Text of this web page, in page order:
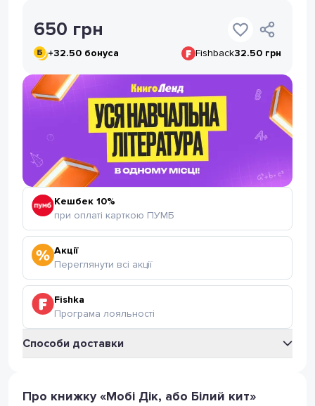
650 грн
+32.50 бонуса Fishback32.50 грн
Кешбек 10%
при оплаті карткою ПУМБ
Акції
Переглянути всі акції
Fishka
Програма лояльності
Способи доставки
Відділення Укрпошта
Про книжку «Мобі Дік, або Білий кит»